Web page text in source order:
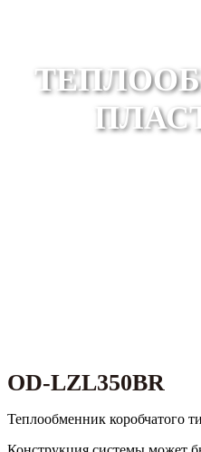
OD-LZL350BR
Теплообменник коробчатого